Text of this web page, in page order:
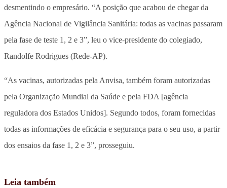
desmentindo o empresário. “A posição que acabou de chegar da
Agência Nacional de Vigilância Sanitária: todas as vacinas passaram
pela fase de teste 1, 2 e 3”, leu o vice-presidente do colegiado,
Randolfe Rodrigues (Rede-AP).
“As vacinas, autorizadas pela Anvisa, também foram autorizadas
pela Organização Mundial da Saúde e pela FDA [agência
reguladora dos Estados Unidos]. Segundo todos, foram fornecidas
todas as informações de eficácia e segurança para o seu uso, a partir
dos ensaios da fase 1, 2 e 3”, prosseguiu.
Leia também